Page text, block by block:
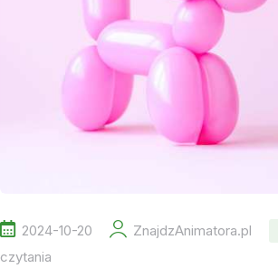
2024-10-20 ZnajdzAnimatora.pl
czytania